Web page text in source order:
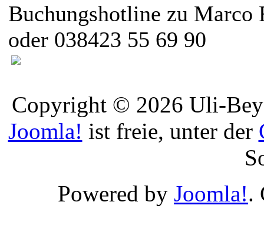
Buchungshotline zu Marco
oder 038423 55 69 90
Copyright © 2026 Uli-
Joomla! ist freie, unter der
Powered by Joomla!.